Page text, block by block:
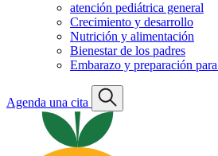
atención pediátrica general
Crecimiento y desarrollo
Nutrición y alimentación
Bienestar de los padres
Embarazo y preparación
Agenda una cita